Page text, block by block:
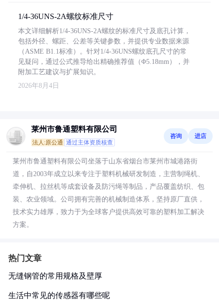
1/4-36UNS-2A螺纹标准尺寸
本文详细解析1/4-36UNS-2A螺纹的标准尺寸及底孔计算，
包括外径、螺距、公差等关键参数，并提供专业数据来源
（ASME B1.1标准）。针对1/4-36UNS螺纹底孔尺寸的常
见疑问，通过公式推导给出精确推荐值（Φ5.18mm），并
附加工艺建议与扩展知识。
2026年8月4日
莱州市鲁通塑料有限公司
法人:原公通 通过主体资质核查
咨询 进店
莱州市鲁通塑料有限公司坐落于山东省烟台市莱州市城港路街
道，自2003年成立以来专注于塑料机械研发制造，主营制绳机、
牵伸机、拉丝机等成套设备及防污绳等制品，产品覆盖纺织、包
装、农业领域。公司拥有完善的机械制造体系，坚持原厂直供，
技术实力雄厚，致力于为全球客户提供高效可靠的塑料加工解决
方案。
热门文章
无缝钢管的常用规格及壁厚
生活中常见的传感器有哪些呢